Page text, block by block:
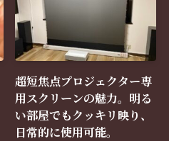
超短焦点プロジェクター専
用スクリーンの魅力。明る
い部屋でもクッキリ映り、
日常的に使用可能。